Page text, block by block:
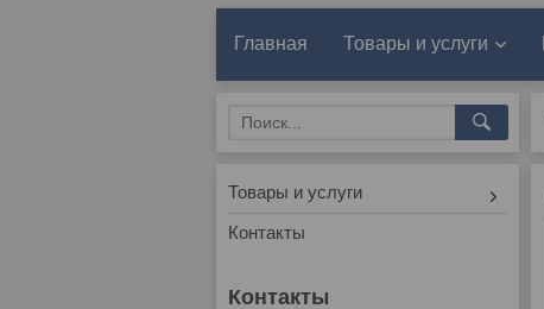
Главная Товары и услуги
Товары и услуги
Контакты